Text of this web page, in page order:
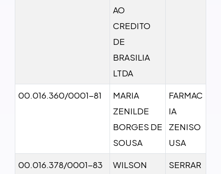
AO
CREDITO
DE
BRASILIA
LTDA
00.016.360/0001-81
MARIA
ZENILDE
BORGES DE
SOUSA
FARMAC
IA
ZENISO
USA
00.016.378/0001-83
WILSON
SERRAR